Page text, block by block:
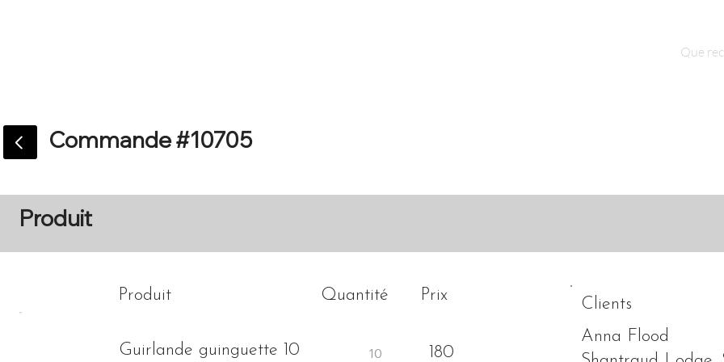
Commande #10705
Produit
Guirlande guinguette 10
180
Produit Quantité Prix
Clients
Anna Flood